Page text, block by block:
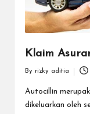
Klaim
by
By rizky aditia
Autocillin
dikeluarkan oleh